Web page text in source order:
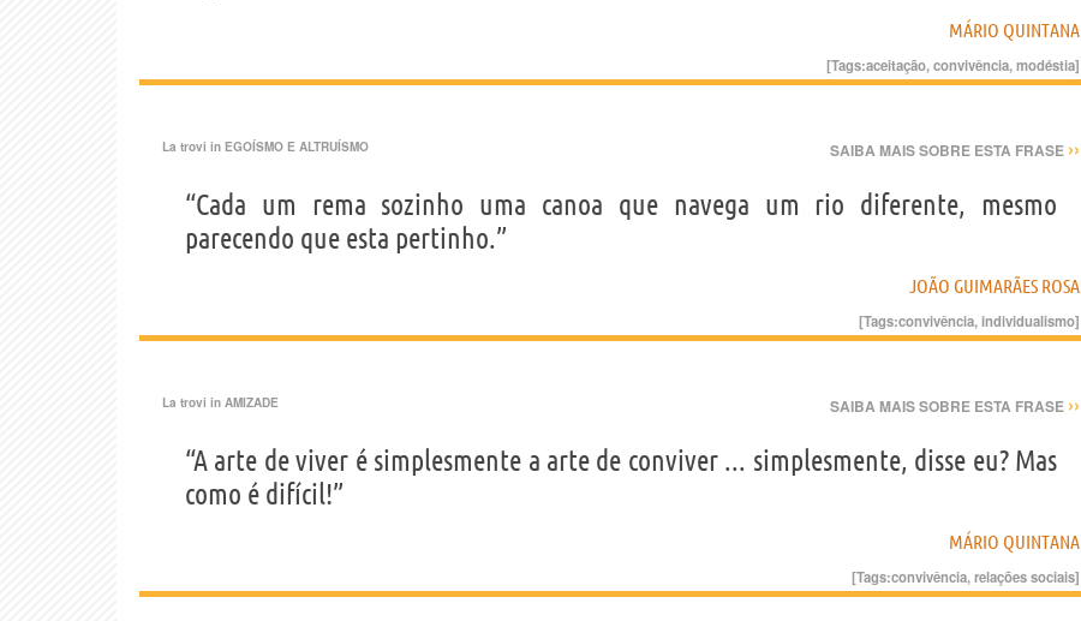
MÁRIO QUINTANA
[Tags:aceitação,convivência,modéstia]
La trovi in EGOÍSMO E ALTRUÍSMO SAIBA MAIS SOBRE ESTA FRASE ››
“Cada um rema sozinho uma canoa que navega um rio diferente, mesmo
parecendo que esta pertinho.”
JOÃO GUIMARÃES ROSA
[Tags:convivência,individualismo]
La trovi in AMIZADE SAIBA MAIS SOBRE ESTA FRASE ››
“A arte de viver é simplesmente a arte de conviver ... simplesmente, disse eu? Mas
como é difícil!”
MÁRIO QUINTANA
[Tags:convivência,relações sociais]